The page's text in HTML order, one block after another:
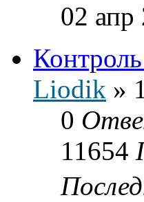
02 апр
Liodik »
0
11654